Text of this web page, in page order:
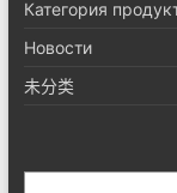
Категория
Новости
未分类